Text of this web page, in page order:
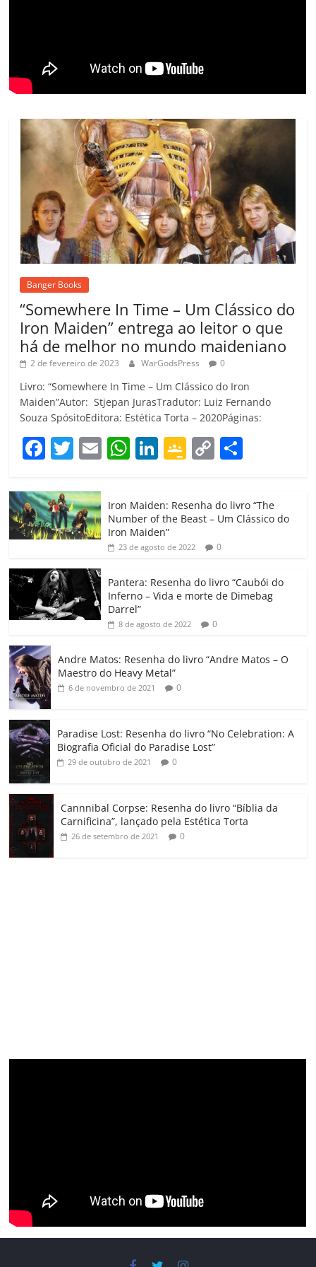
m
Banger Books
“Somewhere In Time – Um Clássico do
Iron Maiden” entrega ao leitor o que
há de melhor no mundo maideniano
2 de fevereiro de 2023 WarGodsPress 0
Livro: “Somewhere In Time – Um Clássico do Iron
Maiden”Autor: Stjepan JurasTradutor: Luiz Fernando
Souza SpósitoEditora: Estética Torta – 2020Páginas:
F
a
c
e
b
o
o
k
T
w
itt
er
E
m
W
h
s
A
p
p
Li
n
e
dI
n
G
o
gl
e
Cl
a
ss
ro
o
m
C
o
y
Li
n
k
p
h
ar
Iron Maiden: Resenha do livro “The
Number of the Beast – Um Clássico do
Iron Maiden”
23 de agosto de 2022 0
Pantera: Resenha do livro “Caubói do
Inferno – Vida e morte de Dimebag
Darrel”
8 de agosto de 2022 0
Andre Matos: Resenha do livro “Andre Matos – O
Maestro do Heavy Metal”
6 de novembro de 2021 0
Paradise Lost: Resenha do livro “No Celebration: A
Biografia Oficial do Paradise Lost”
29 de outubro de 2021 0
Cannnibal Corpse: Resenha do livro “Bíblia da
Carnificina”, lançado pela Estética Torta
26 de setembro de 2021 0